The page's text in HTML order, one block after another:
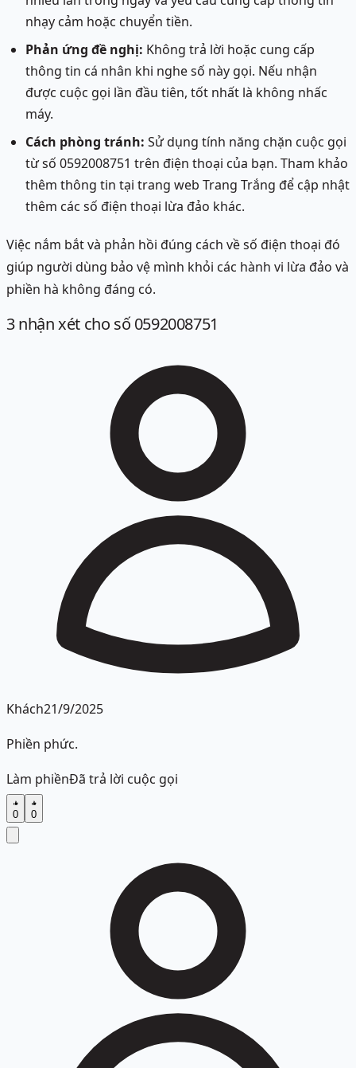
nhạy cảm hoặc chuyển tiền.
Phản ứng đề nghị: Không trả lời hoặc cung cấp
thông tin cá nhân khi nghe số này gọi. Nếu nhận
được cuộc gọi lần đầu tiên, tốt nhất là không nhấc
máy.
Cách phòng tránh: Sử dụng tính năng chặn cuộc gọi
từ số 0592008751 trên điện thoại của bạn. Tham khảo
thêm thông tin tại trang web Trang Trắng để cập nhật
thêm các số điện thoại lừa đảo khác.
Việc nắm bắt và phản hồi đúng cách về số điện thoại đó
giúp người dùng bảo vệ mình khỏi các hành vi lừa đảo và
phiền hà không đáng có.
3nhận xét cho số 0592008751
Khách21/9/2025
Phiền phức.
Làm phiềnĐã trả lời cuộc gọi
0 0